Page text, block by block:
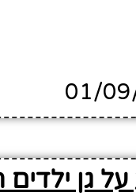
גן ילדים